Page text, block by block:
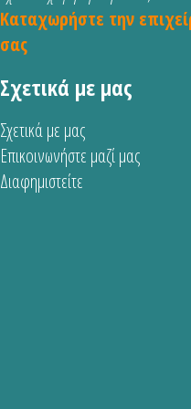
Καταχωρήστε την
σας
Σχετικά με μας
Σχετικά με μας
Επικοινωνήστε μαζί μας
Διαφημιστείτε